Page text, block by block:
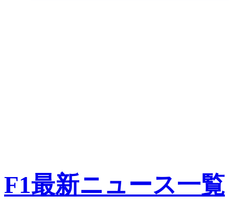
F1最新ニュース一覧